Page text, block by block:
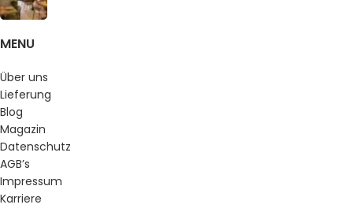
MENU
Über uns
Lieferung
Blog
Magazin
Datenschutz
AGB’s
Impressum
Karriere